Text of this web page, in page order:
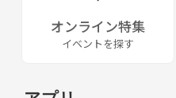
オンライン特集
イベントを探す